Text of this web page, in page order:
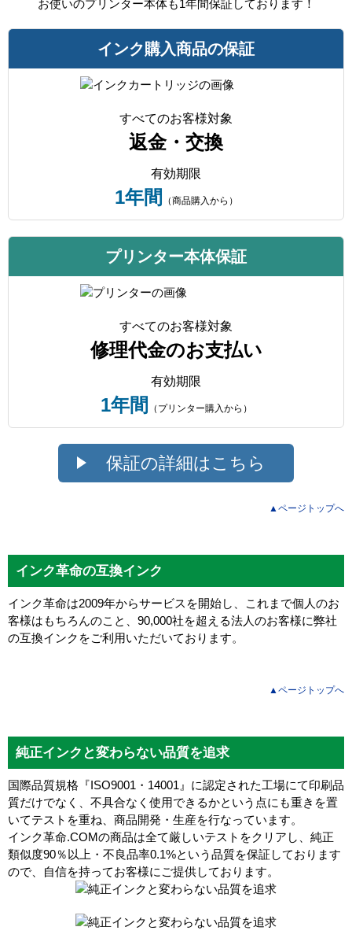
お使いのプリンター本体も1年間保証しております！
インク購入商品の保証
すべてのお客様対象
返金・交換
有効期限
1年間 （商品購入から）
プリンター本体保証
すべてのお客様対象
修理代金のお支払い
有効期限
1年間 （プリンター購入から）
保証の詳細はこちら
▲ページトップへ
インク革命の互換インク
インク革命は2009年からサービスを開始し、これまで個人のお
客様はもちろんのこと、90,000社を超える法人のお客様に弊社
の互換インクをご利用いただいております。
▲ページトップへ
純正インクと変わらない品質を追求
国際品質規格『ISO9001・14001』に認定された工場にて印刷品
質だけでなく、不具合なく使用できるかという点にも重きを置
いてテストを重ね、商品開発・生産を行なっています。
インク革命.COMの商品は全て厳しいテストをクリアし、 純正
類似度90％以上・不良品率0.1%という品質を保証しております
ので、自信を持ってお客様にご提供しております。